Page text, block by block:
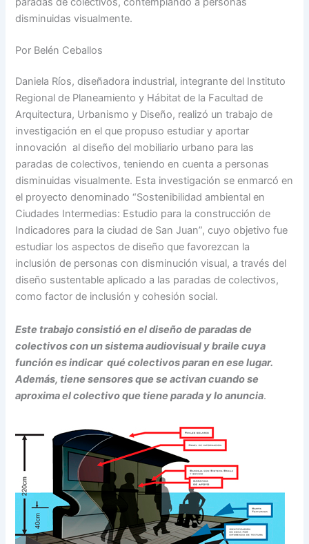
disminuidas visualmente.
Por Belén Ceballos
Daniela Ríos, diseñadora industrial, integrante del Instituto
Regional de Planeamiento y Hábitat de la Facultad de
Arquitectura, Urbanismo y Diseño, realizó un trabajo de
investigación en el que propuso estudiar y aportar
innovación al diseño del mobiliario urbano para las
paradas de colectivos, teniendo en cuenta a personas
disminuidas visualmente. Esta investigación se enmarcó en
el proyecto denominado “Sostenibilidad ambiental en
Ciudades Intermedias: Estudio para la construcción de
Indicadores para la ciudad de San Juan”, cuyo objetivo fue
estudiar los aspectos de diseño que favorezcan la
inclusión de personas con disminución visual, a través del
diseño sustentable aplicado a las paradas de colectivos,
como factor de inclusión y cohesión social.
Este trabajo consistió en el diseño de paradas de
colectivos con un sistema audiovisual y braile cuya
función es indicar qué colectivos paran en ese lugar.
Además, tiene sensores que se activan cuando se
aproxima el colectivo que tiene parada y lo anuncia.